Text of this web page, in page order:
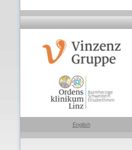
English